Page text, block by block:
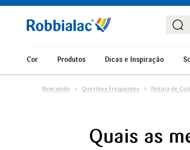
Cor Produtos Dicas e Inspiração
Bem-vindo Questões Frequentes Pintura de
Quais as